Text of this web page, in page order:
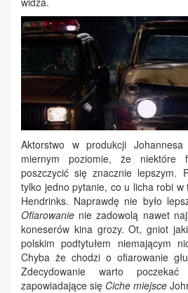
Aktorstwo w produkcji
miernym poziomie, że niektóre
poszczycić się znacznie lepszym.
tylko jedno pytanie, co u licha robi w
Hendrinks. Naprawdę nie było
Ofiarowanie nie zadowolą nawet
koneserów kina grozy. Ot, gniot
polskim podtytułem niemającym
Chyba że chodzi o ofiarowanie
Zdecydowanie warto
zapowiadające się Ciche miejsce